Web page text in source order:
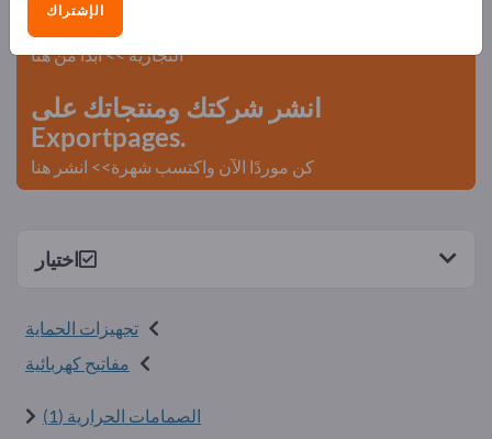
الاحتياجات – العروض – السلع المستعملة – جهات الاتصال
التجارية >> ابدأ من هنا
انشر شركتك ومنتجاتك على
Exportpages.
كن موردًا الآن واكتسب شهرة>> انشر هنا
اختيار
تجهيزات الحماية
مفاتيح كهربائية
الصمامات الحرارية (1)
الإشتراك